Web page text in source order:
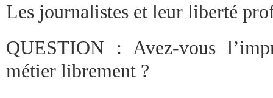
Les journalistes et leur liberté
QUESTION : Avez-vous
métier librement ?